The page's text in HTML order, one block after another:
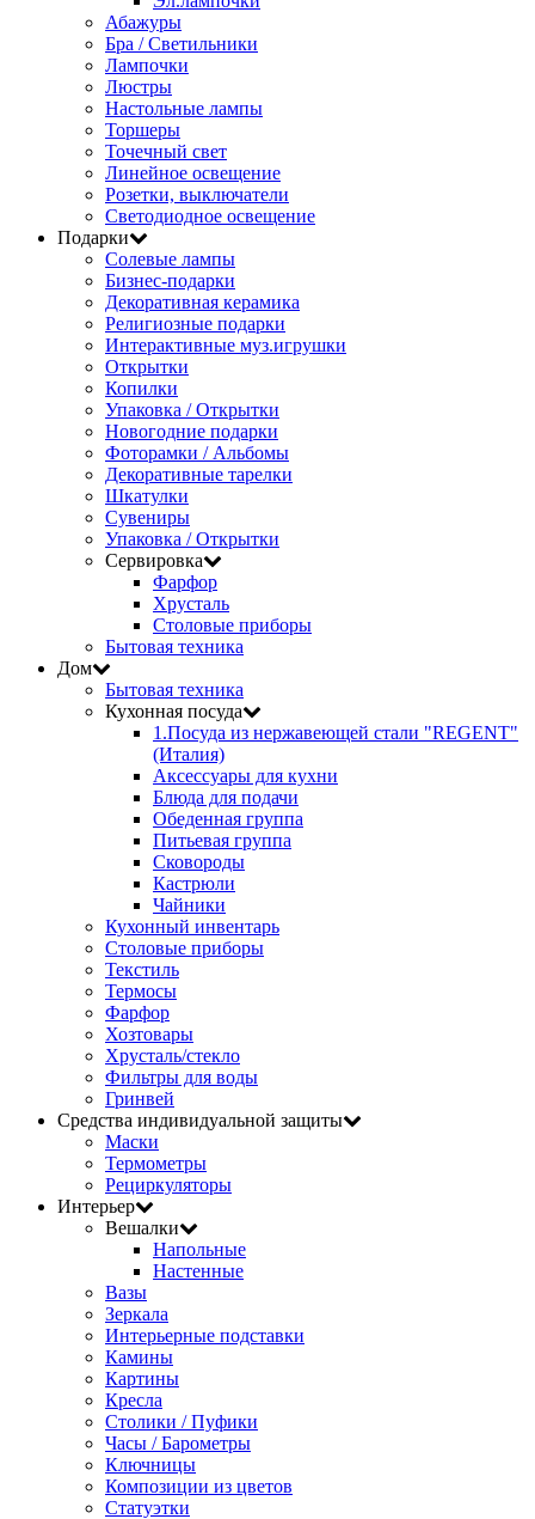
Абажуры
Бра / Светильники
Лампочки
Люстры
Настольные лампы
Торшеры
Точечный свет
Линейное освещение
Розетки, выключатели
Светодиодное освещение
Подарки
Солевые лампы
Бизнес-подарки
Декоративная керамика
Религиозные подарки
Интерактивные муз.игрушки
Открытки
Копилки
Упаковка / Открытки
Новогодние подарки
Фоторамки / Альбомы
Декоративные тарелки
Шкатулки
Сувениры
Упаковка / Открытки
Сервировка
Фарфор
Хрусталь
Столовые приборы
Бытовая техника
Дом
Бытовая техника
Кухонная посуда
1.Посуда из нержавеющей стали "REGENT"
(Италия)
Аксессуары для кухни
Блюда для подачи
Обеденная группа
Питьевая группа
Сковороды
Кастрюли
Чайники
Кухонный инвентарь
Столовые приборы
Текстиль
Термосы
Фарфор
Хозтовары
Хрусталь/стекло
Фильтры для воды
Гринвей
Средства индивидуальной защиты
Маски
Термометры
Рециркуляторы
Интерьер
Вешалки
Напольные
Настенные
Вазы
Зеркала
Интерьерные подставки
Камины
Картины
Кресла
Столики / Пуфики
Часы / Барометры
Ключницы
Композиции из цветов
Статуэтки